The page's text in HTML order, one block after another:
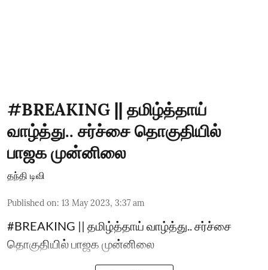
#BREAKING || தமிழ்த்தாய்
வாழ்த்து.. சர்ச்சை தொகுதியில்
பாஜக முன்னிலை
தந்தி டிவி
Published on: 13 May 2023, 3:37 am
#BREAKING || தமிழ்த்தாய் வாழ்த்து.. சர்ச்சை
தொகுதியில் பாஜக முன்னிலை